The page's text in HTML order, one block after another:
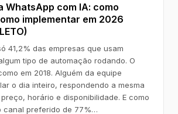
WhatsApp com IA: como
implementar em 2026
41,2% das empresas que usam
tipo de automação rodando. O
em 2018. Alguém da equipe
o dia inteiro, respondendo a mesma
horário e disponibilidade. E como
canal preferido de 77%…